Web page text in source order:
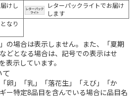
けし
レターパックライトでお届け
します
なり
の場合は表示しません。また、「夏期
どとなる場合は、記号での表示はせ
表示しています。
卵」「乳」「落花生」「えび」「か
ー特定8品目を含んでいる場合に品目名